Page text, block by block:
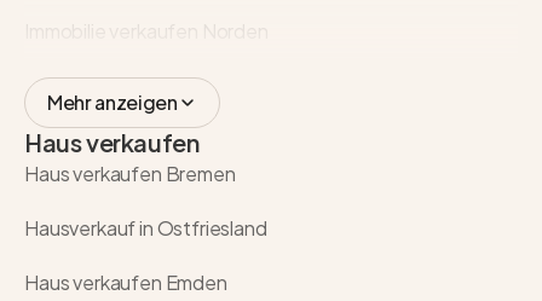
Mehr anzeigen
Haus verkaufen
Haus verkaufen Bremen
Hausverkauf in Ostfriesland
Haus verkaufen Emden